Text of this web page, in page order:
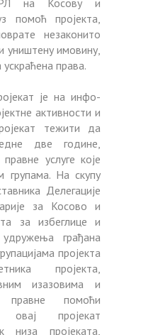
помоћ пројекта,
незаконито
уништену имовину,
права.
је на инфо-
активности и
тежити да
две године,
услуге које
групама. На скупу
Делегације
за Косово и
за избеглице и
грађана
пројекта
пројекта,
изазовима и
правне помоћи
овај пројекат
низа пројеката,